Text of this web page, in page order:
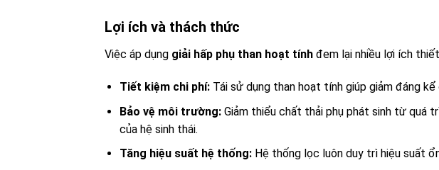
Lợi ích và thách thức
Việc áp dụng giải hấp phụ than hoạt tính đem lại nhiều lợi ích
Tiết kiệm chi phí:Tái sử dụng than hoạt tính giúp giảm đáng
Bảo vệ môi trường:Giảm thiểu chất thải phụ phát sinh từ quá
của hệ sinh thái.
Tăng hiệu suất hệ thống:Hệ thống lọc luôn duy trì hiệu suất